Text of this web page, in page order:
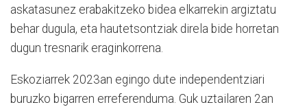
askatasunez erabakitzeko bidea elkarrekin argiztatu
behar dugula, eta hautetsontziak direla bide horretan
dugun tresnarik eraginkorrena.
Eskoziarrek 2023an egingo dute independentziari
buruzko bigarren erreferenduma. Guk uztailaren 2an